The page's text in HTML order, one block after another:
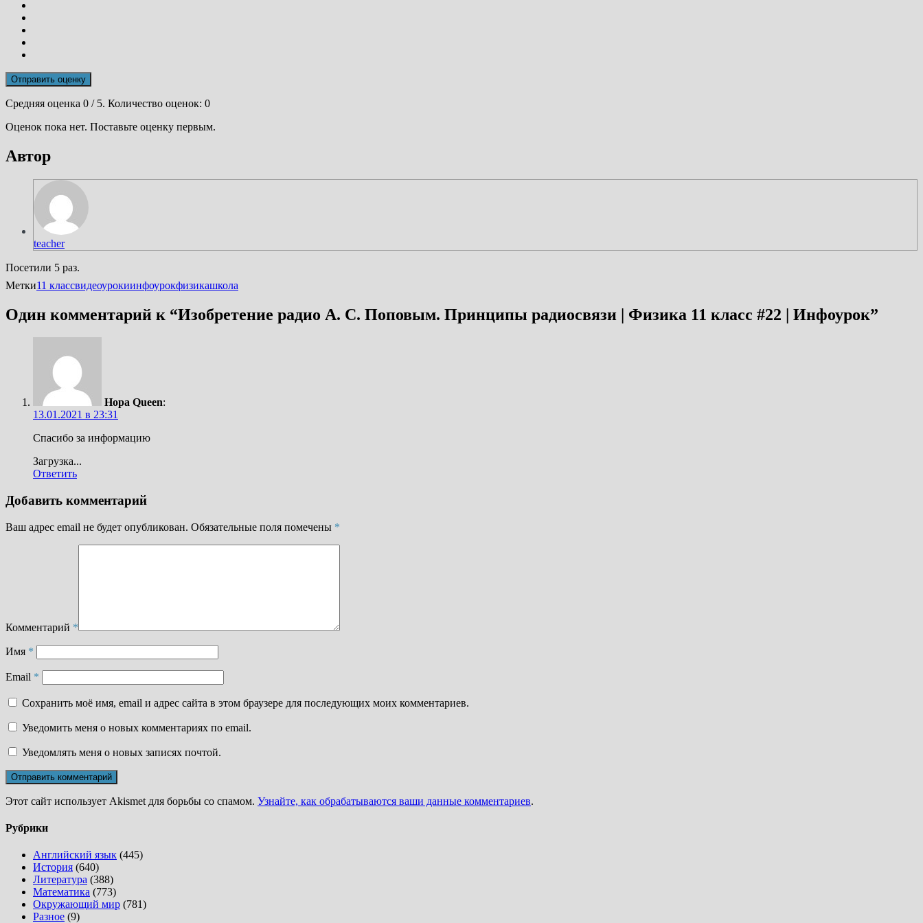
Отправить оценку
Средняя оценка 0 / 5. Количество оценок: 0
Оценок пока нет. Поставьте оценку первым.
Автор
teacher
Посетили 5 раз.
Метки11 классвидеоурокиинфоурокфизикашкола
Один комментарий к “Изобретение радио А. С. Поповым. Принципы радиосвязи | Физика 11 класс #22 | Инфоурок”
Нора Queen:
13.01.2021 в 23:31
Спасибо за информацию
Загрузка...
Ответить
Добавить комментарий
Ваш адрес email не будет опубликован. Обязательные поля помечены *
Комментарий *
Имя *
Email *
Сохранить моё имя, email и адрес сайта в этом браузере для последующих моих комментариев.
Уведомить меня о новых комментариях по email.
Уведомлять меня о новых записях почтой.
Этот сайт использует Akismet для борьбы со спамом. Узнайте, как обрабатываются ваши данные комментариев.
Рубрики
Английский язык (445)
История (640)
Литература (388)
Математика (773)
Окружающий мир (781)
Разное (9)